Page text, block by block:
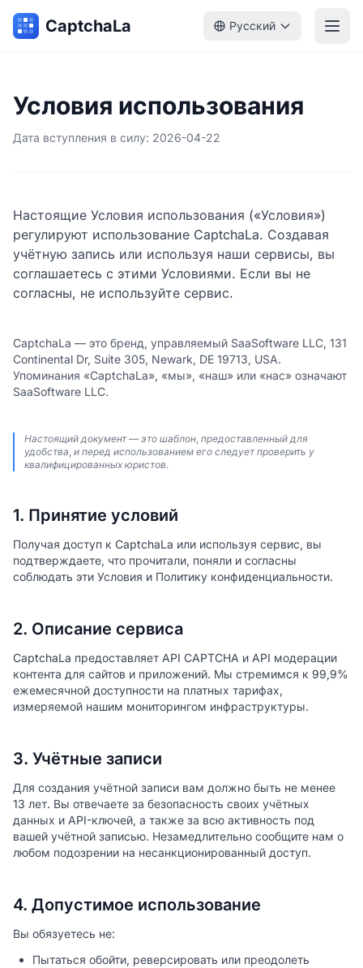
CaptchaLa Русский
Условия использования
Дата вступления в силу: 2026-04-22
Настоящие Условия использования («Условия»)
регулируют использование CaptchaLa. Создавая
учётную запись или используя наши сервисы, вы
соглашаетесь с этими Условиями. Если вы не
согласны, не используйте сервис.
CaptchaLa — это бренд, управляемый SaaSoftware LLC, 131
Continental Dr, Suite 305, Newark, DE 19713, USA.
Упоминания «CaptchaLa», «мы», «наш» или «нас» означают
SaaSoftware LLC.
Настоящий документ — это шаблон, предоставленный для
удобства, и перед использованием его следует проверить у
квалифицированных юристов.
1. Принятие условий
Получая доступ к CaptchaLa или используя сервис, вы
подтверждаете, что прочитали, поняли и согласны
соблюдать эти Условия и Политику конфиденциальности.
2. Описание сервиса
CaptchaLa предоставляет API CAPTCHA и API модерации
контента для сайтов и приложений. Мы стремимся к 99,9%
ежемесячной доступности на платных тарифах,
измеряемой нашим мониторингом инфраструктуры.
3. Учётные записи
Для создания учётной записи вам должно быть не менее
13 лет. Вы отвечаете за безопасность своих учётных
данных и API-ключей, а также за всю активность под
вашей учётной записью. Незамедлительно сообщите нам о
любом подозрении на несанкционированный доступ.
4. Допустимое использование
Вы обязуетесь не:
Пытаться обойти, реверсировать или преодолеть